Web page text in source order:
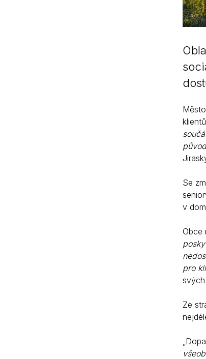
Se
v
Obce
pro
Ze